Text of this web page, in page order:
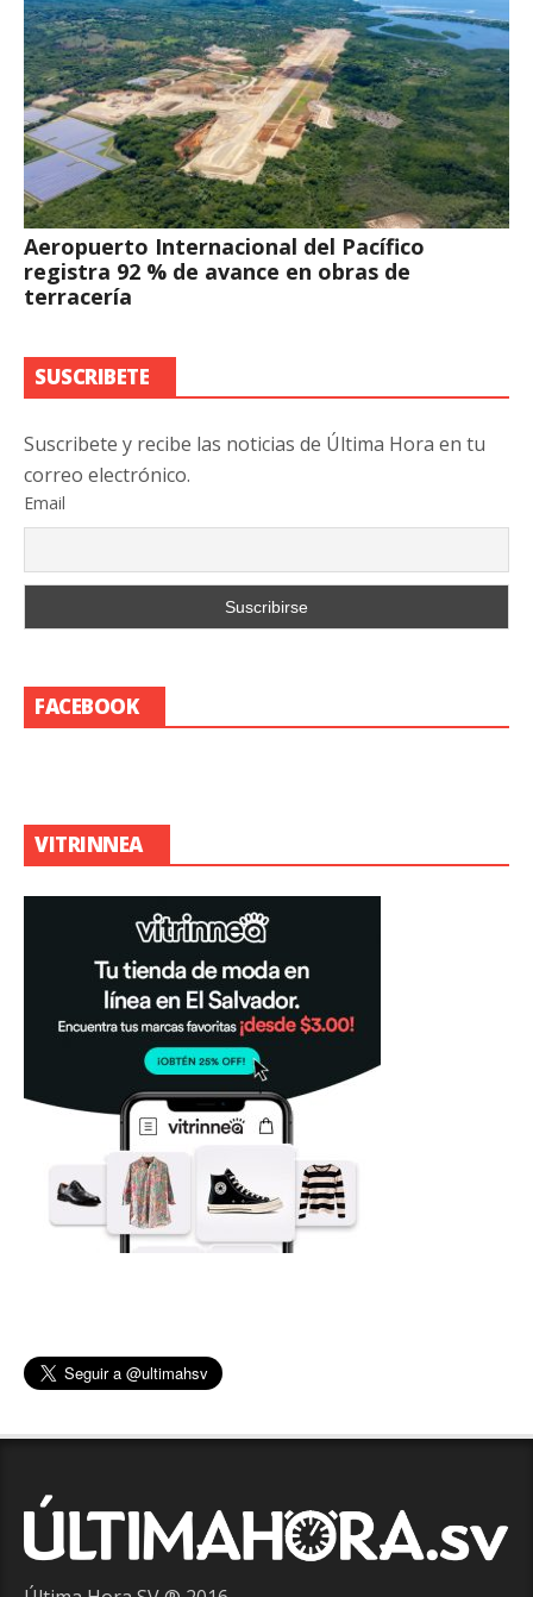
Aeropuerto Internacional del Pacífico
registra 92 % de avance en obras de
terracería
SUSCRIBETE
Suscribete y recibe las noticias de Última Hora en tu
correo electrónico.
Email
FACEBOOK
VITRINNEA